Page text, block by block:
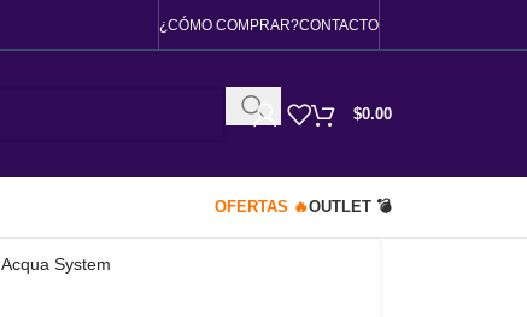
¿CÓMO COMPRAR?CONTACTO
$0.00
OFERTAS 🔥OUTLET 💣
System